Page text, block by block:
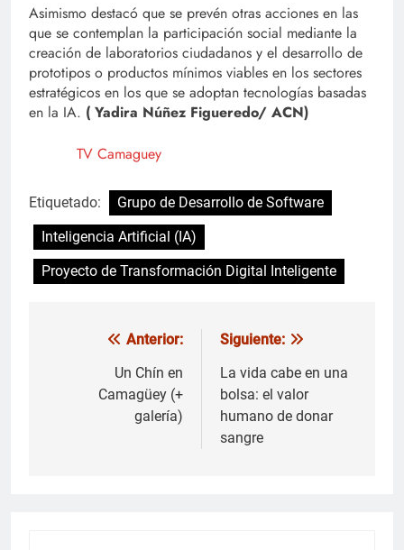
Asimismo destacó que se prevén otras acciones en las
que se contemplan la participación social mediante la
creación de laboratorios ciudadanos y el desarrollo de
prototipos o productos mínimos viables en los sectores
estratégicos en los que se adoptan tecnologías basadas
en la IA. ( Yadira Núñez Figueredo/ ACN)
TV Camaguey
Etiquetado:
Grupo de Desarrollo de Software
Inteligencia Artificial (IA)
Proyecto de Transformación Digital Inteligente
Navegación
Anterior:
Un Chín en
Camagüey (+
galería)
Siguiente:
La vida cabe en una
bolsa: el valor
humano de donar
sangre